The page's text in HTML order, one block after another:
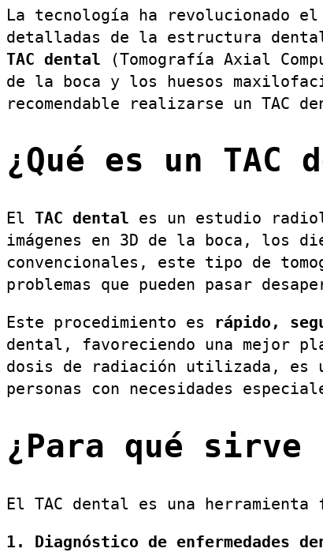
La tecnología ha revolucionado
detalladas de la estructura
TAC dental (Tomografía Axial
de la boca y los huesos
recomendable realizarse un TAC
¿Qué es un TAC
El TAC dental es un estudio
imágenes en 3D de la boca, los
convencionales, este tipo de
problemas que pueden pasar
Este procedimiento es rápido,
dental, favoreciendo una mejor
dosis de radiación utilizada, es
personas con necesidades
¿Para qué sirve
El TAC dental es una
1. Diagnóstico de enfermedades